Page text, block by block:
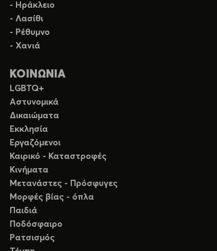
- Ηράκλειο
- Λασίθι
- Ρέθυμνο
- Χανιά
ΚΟΙΝΩΝΙΑ
LGBTQ+
Αστυνομικά
Δικαιώματα
Εκκλησία
Εργαζόμενοι
Καιρικό - Καταστροφές
Κινήματα
Μετανάστες - Πρόσφυγες
Μορφές βίας - όπλα
Παιδιά
Ποδόσφαιρο
Ρατσισμός